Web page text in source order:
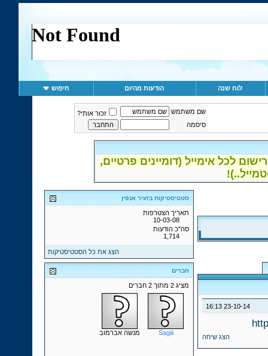
לוח שנה הודעות מהיום חיפוש
שם משתמש
זכור אותי?
סיסמה
לכל אימייל (דומיינים פרטיים,
23-10-14
16:13
הצג שיחה
סטטיסטיקות בזעיר אנפין
תאריך הצטרפות
10-03-08
סה"כ הודעות
1,714
הצג את כל הסטטיסטיקות
חברים
מציג 2 מתוך 2 חברים
Sagiii מנשה אברמוב